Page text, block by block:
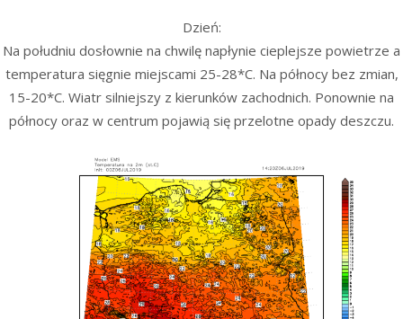
Dzień:
Na południu dosłownie na chwilę napłynie cieplejsze powietrze a
temperatura sięgnie miejscami 25-28*C. Na północy bez zmian,
15-20*C. Wiatr silniejszy z kierunków zachodnich. Ponownie na
północy oraz w centrum pojawią się przelotne opady deszczu.